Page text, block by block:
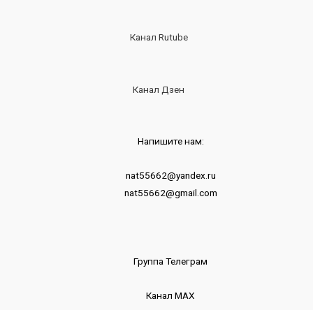
Канал Rutube
Канал Дзен
Напишите нам:
nat55662@yandex.ru
nat55662@gmail.com
Группа Телеграм
Канал МАХ